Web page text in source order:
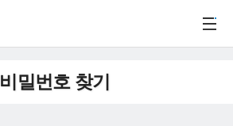
비밀번호 찾기